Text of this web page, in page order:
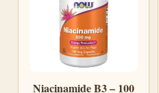
Niacinamide B3 – 100